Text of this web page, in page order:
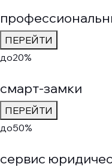
ПЕРЕЙТИ
до20%
смарт-замки
ПЕРЕЙТИ
до50%
сервис